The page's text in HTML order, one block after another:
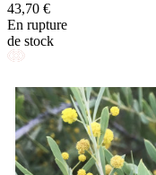
43,70 €
En rupture
de stock